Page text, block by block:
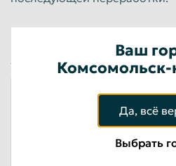
Почему все сдают
Экорекс?
ВОЗМОЖНОСТЬ СДАТЬ
МАКСИМАЛЬНЫМ ЦЕНАМ
Ваш
Да, всё
Выбрать